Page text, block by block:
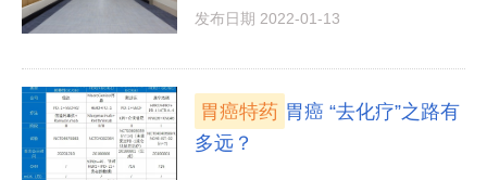
发布日期 2022-01-13
胃癌特药 胃癌 “去化疗”之路有
多远？